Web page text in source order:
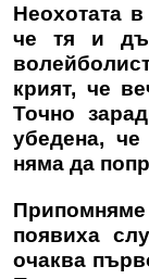
Неохотата
че тя и
крият, че
Точно
убедена,
няма да
появиха
очаква